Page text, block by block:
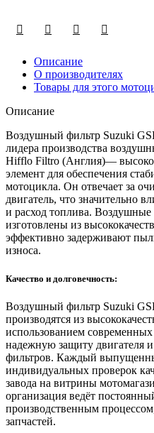
Описание
О производителях
Товары для этого
Описание
Воздушный фильтр Suzuki
лидера производства
Hifflo Filtro (Англия)—
элемент для обеспечения
мотоцикла. Он отвечает за
двигатель, что значительно
и расход топлива.
изготовлены из
эффективно задерживают
износа.
Качество и долговечность:
Воздушный фильтр Suzuki
производятся из
использованием
надежную защиту двигателя
фильтров. Каждый
индивидуальных проверок
завода на витрины
организация ведёт
производственным
запчастей.